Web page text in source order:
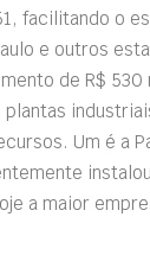
facilitando o
e outros
de R$ 530
Um é a
a maior